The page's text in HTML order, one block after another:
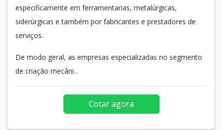
especificamente em ferramentarias, metalúrgicas,
siderúrgicas e também por fabricantes e prestadores de
serviços.
De modo geral, as empresas especializadas no segmento
de criação mecâni...
Cotar agora